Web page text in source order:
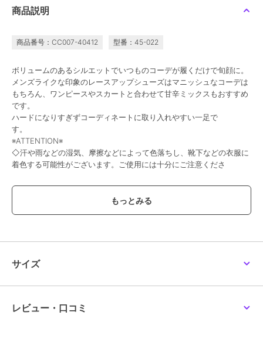
商品説明
商品番号：CC007-40412 型番：45-022
ボリュームのあるシルエットでいつものコーデが履くだけで旬顔に。
メンズライクな印象のレースアップシューズはマニッシュなコーデは
もちろん、ワンピースやスカートと合わせて甘辛ミックスもおすすめ
です。
ハードになりすぎずコーディネートに取り入れやすい一足で
す。
※ATTENTION※
◇汗や雨などの湿気、摩擦などによって色落ちし、靴下などの衣服に
着色する可能性がございます。ご使用には十分にご注意くださ
◇装飾品は取れやすいので、お取扱い・引っ掛けにご注意くださ
◇商品画像の撮影は室内で行われているため、ライティングにより実
[型番:45-022]
サイズ
レビュー・口コミ